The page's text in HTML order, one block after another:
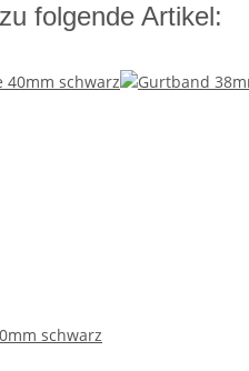
folgende Artikel:
schwarz